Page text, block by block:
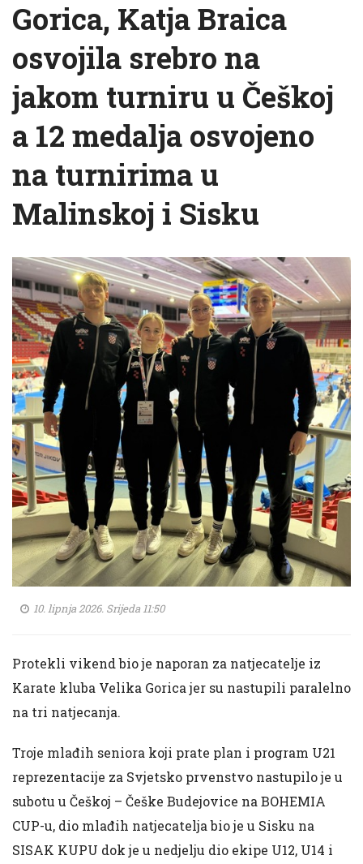
Gorica, Katja Braica
osvojila srebro na
jakom turniru u Češkoj
a 12 medalja osvojeno
na turnirima u
Malinskoj i Sisku
10. lipnja 2026. Srijeda 11:50
Protekli vikend bio je naporan za natjecatelje iz
Karate kluba Velika Gorica jer su nastupili paralelno
na tri natjecanja.
Troje mlađih seniora koji prate plan i program U21
reprezentacije za Svjetsko prvenstvo nastupilo je u
subotu u Češkoj – Češke Budejovice na BOHEMIA
CUP-u, dio mlađih natjecatelja bio je u Sisku na
SISAK KUPU dok je u nedjelju dio ekipe U12, U14 i